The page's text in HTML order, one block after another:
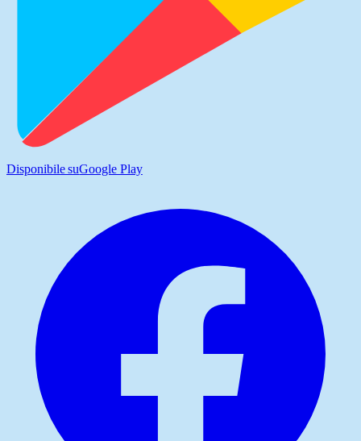
Disponibile suGoogle Play